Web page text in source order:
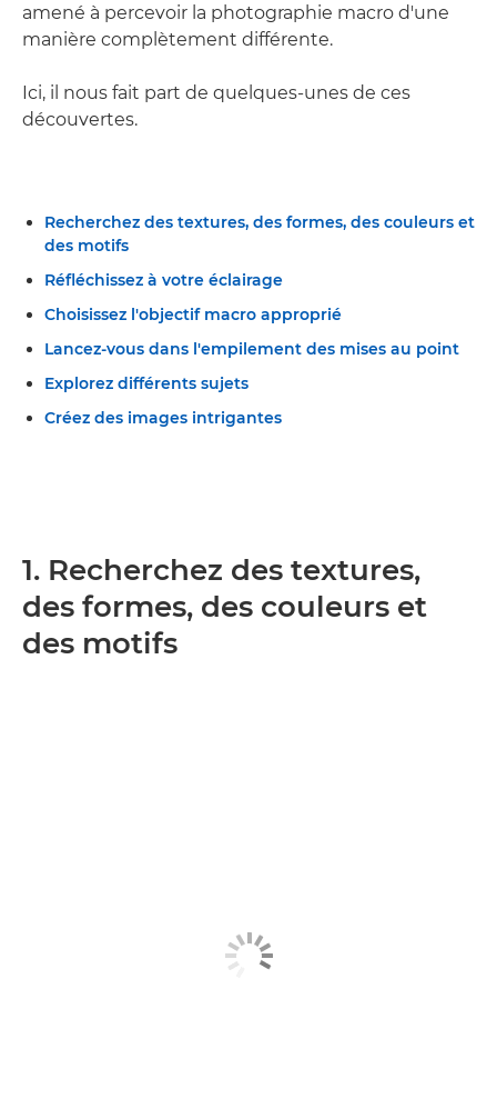
amené à percevoir la photographie macro d'une
manière complètement différente.
Ici, il nous fait part de quelques-unes de ces
découvertes.
Recherchez des textures, des formes, des couleurs et
des motifs
Réfléchissez à votre éclairage
Choisissez l'objectif macro approprié
Lancez-vous dans l'empilement des mises au point
Explorez différents sujets
Créez des images intrigantes
1. Recherchez des textures,
des formes, des couleurs et
des motifs